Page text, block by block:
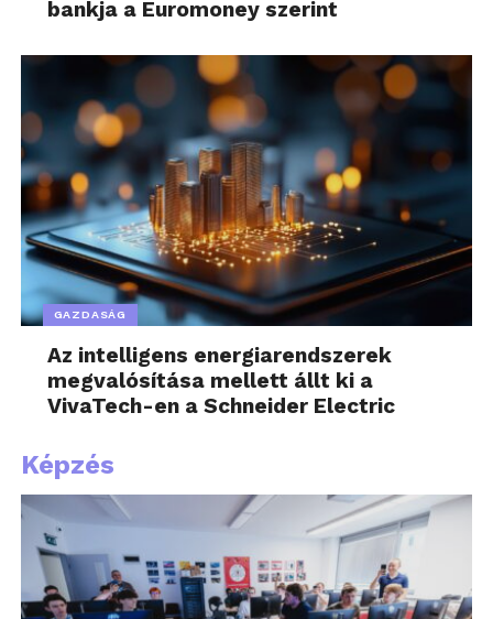
bankja a Euromoney szerint
GAZDASÁG
Az intelligens energiarendszerek
megvalósítása mellett állt ki a
VivaTech-en a Schneider Electric
Képzés